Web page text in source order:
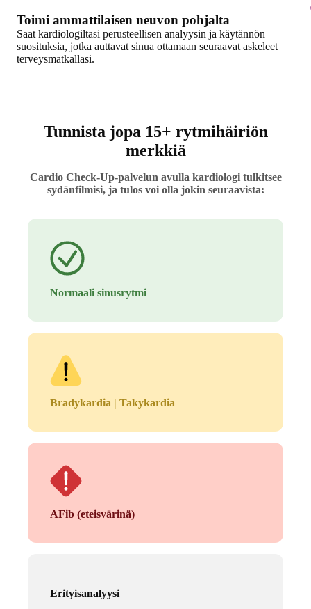
Toimi ammattilaisen neuvon pohjalta
Saat kardiologiltasi perusteellisen analyysin ja käytännön
suosituksia, jotka auttavat sinua ottamaan seuraavat askeleet
terveysmatkallasi.
Tunnista jopa 15+ rytmihäiriön
merkkiä
Cardio Check-Up-palvelun avulla kardiologi tulkitsee
sydänfilmisi, ja tulos voi olla jokin seuraavista:
Normaali sinusrytmi
Bradykardia | Takykardia
AFib (eteisvärinä)
Erityisanalyysi